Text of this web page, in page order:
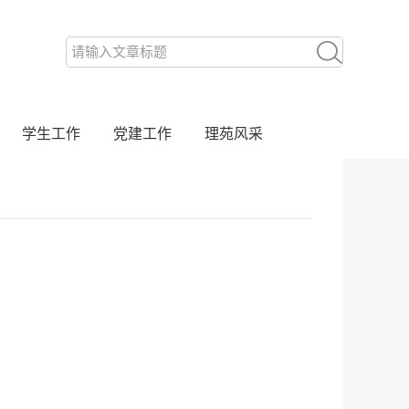
学生工作 党建工作 理苑风采